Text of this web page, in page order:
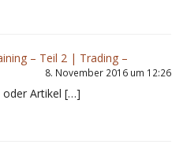
– Teil 2 | Trading –
8. November 2016 um 12:26
oder Artikel […]